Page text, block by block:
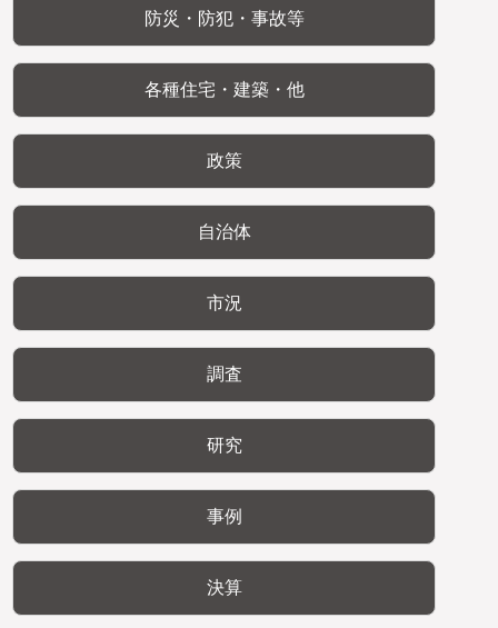
防災・防犯・事故等
各種住宅・建築・他
政策
自治体
市況
調査
研究
事例
決算